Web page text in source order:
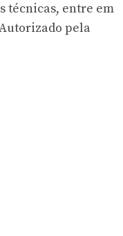
técnicas, entre em
pela